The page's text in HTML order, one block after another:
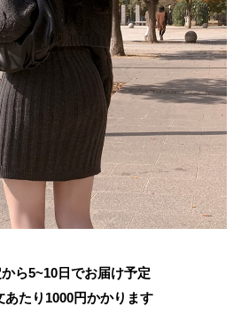
ら5~10日でお届け予定
あたり 1000円かかります